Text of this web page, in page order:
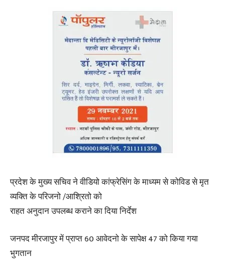
प्रदेश के मुख्य सचिव ने वीडियो कांफ्रेसिंग के माध्यम से कोविड से मृत
व्यक्ति के परिजनो /आश्रितो को
राहत अनुदान उपलब्ध कराने का दिया निर्देश
जनपद मीरजापुर में प्राप्त 60 आवेदनो के सापेक्ष 47 को किया गया
भुगतान